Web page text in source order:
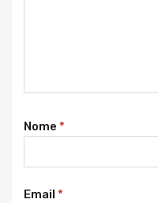
Nome *
Email *